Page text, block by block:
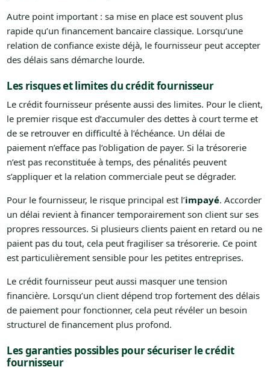
Autre point important : sa mise en place est souvent plus
rapide qu’un financement bancaire classique. Lorsqu’une
relation de confiance existe déjà, le fournisseur peut accepter
des délais sans démarche lourde.
Les risques et limites du crédit fournisseur
Le crédit fournisseur présente aussi des limites. Pour le client,
le premier risque est d’accumuler des dettes à court terme et
de se retrouver en difficulté à l’échéance. Un délai de
paiement n’efface pas l’obligation de payer. Si la trésorerie
n’est pas reconstituée à temps, des pénalités peuvent
s’appliquer et la relation commerciale peut se dégrader.
Pour le fournisseur, le risque principal est l’impayé. Accorder
un délai revient à financer temporairement son client sur ses
propres ressources. Si plusieurs clients paient en retard ou ne
paient pas du tout, cela peut fragiliser sa trésorerie. Ce point
est particulièrement sensible pour les petites entreprises.
Le crédit fournisseur peut aussi masquer une tension
financière. Lorsqu’un client dépend trop fortement des délais
de paiement pour fonctionner, cela peut révéler un besoin
structurel de financement plus profond.
Les garanties possibles pour sécuriser le crédit
fournisseur